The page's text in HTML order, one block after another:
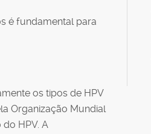
é fundamental para
os tipos de HPV
Organização Mundial
HPV. A